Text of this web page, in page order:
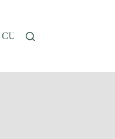
CUCINA E RICETTE